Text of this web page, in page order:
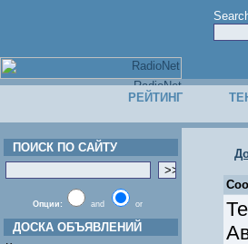
РЕЙТИНГ
ПОИСК ПО САЙТУ
Опции: and or
ДОСКА ОБЪЯВЛЕНИЙ